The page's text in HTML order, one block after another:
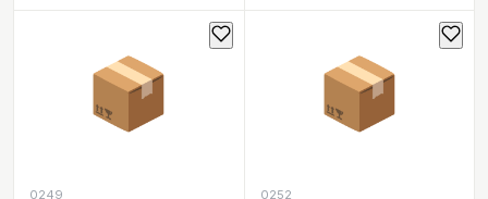
📦
0249
📦
0252